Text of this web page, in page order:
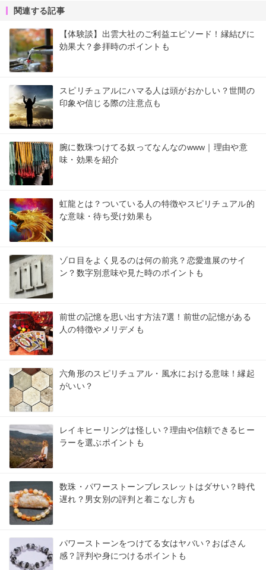
関連する記事
【体験談】出雲大社のご利益エピソード！縁結びに
効果大？参拝時のポイントも
スピリチュアルにハマる人は頭がおかしい？世間の
印象や信じる際の注意点も
腕に数珠つけてる奴ってなんなのwww｜理由や意
味・効果を紹介
虹龍とは？ついている人の特徴やスピリチュアル的
な意味・待ち受け効果も
ゾロ目をよく見るのは何の前兆？恋愛進展のサイ
ン？数字別意味や見た時のポイントも
前世の記憶を思い出す方法7選！前世の記憶がある
人の特徴やメリデメも
六角形のスピリチュアル・風水における意味！縁起
がいい？
レイキヒーリングは怪しい？理由や信頼できるヒー
ラーを選ぶポイントも
数珠・パワーストーンブレスレットはダサい？時代
遅れ？男女別の評判と着こなし方も
パワーストーンをつけてる女はヤバい？おばさん
感？評判や身につけるポイントも